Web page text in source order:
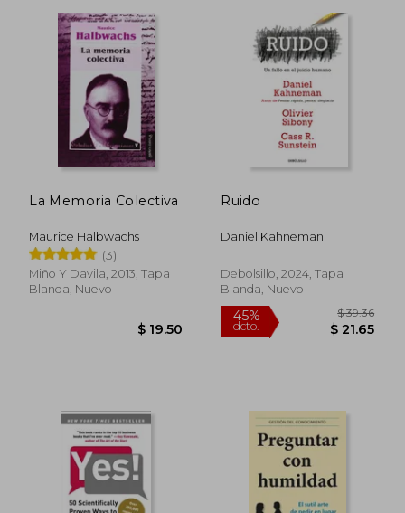
45%
dcto.
$ 48.49 45%
dcto.
La Memoria Colectiva
Maurice Halbwachs
(3)
Miño Y Davila, 2013, Tapa
Blanda, Nuevo
Ruido
Daniel Kahneman
Debolsillo, 2024, Tapa
Blanda, Nuevo